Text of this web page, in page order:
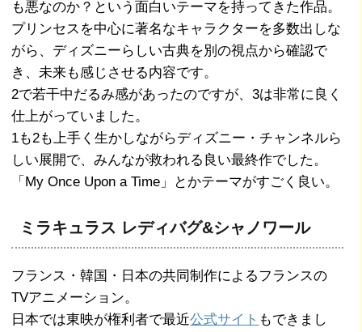
も悪なのか？という面白いテーマを持ってきた作品。
プリンセスを中心に著名なキャラクターを多数出しな
がら、ディズニーらしい古典を別の視点から確認で
き、未来も感じさせる内容です。
2で若干中だるみ感があったのですが、3は非常に良く
仕上がっていました。
1も2も上手く生かしながらディズニー・チャンネルら
しい展開で、みんなが救われる良い最終作でした。
「My Once Upon a Time」とかテーマがすごく良い。
ミラキュラス レディバグ&シャノワール
フランス・韓国・日本の共同制作によるフランスの
TVアニメーション。
日本では東映が権利者で最近公式サイト もできまし